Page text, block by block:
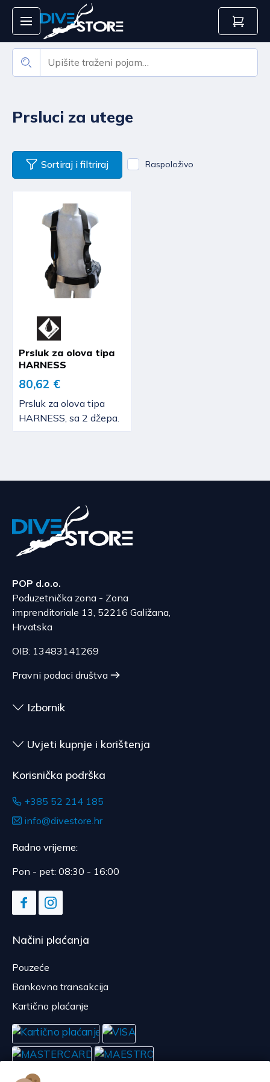
Prsluci za utege
Sortiraj i filtriraj Raspoloživo
Prsluk za olova tipa
HARNESS
80,62 €
Prsluk za olova tipa
HARNESS, sa 2 džepa.
POP d.o.o.
Poduzetnička zona - Zona
imprenditoriale 13, 52216 Galižana,
Hrvatska
OIB: 13483141269
Pravni podaci društva
Izbornik
Uvjeti kupnje i korištenja
Korisnička podrška
+385 52 214 185
info@divestore.hr
Radno vrijeme:
Pon - pet: 08:30 - 16:00
Načini plaćanja
Pouzeće
Bankovna transakcija
Kartično plaćanje